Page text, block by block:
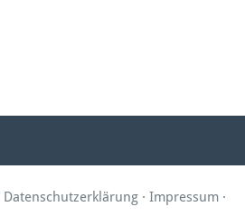
Datenschutzerklärung · Impressum ·